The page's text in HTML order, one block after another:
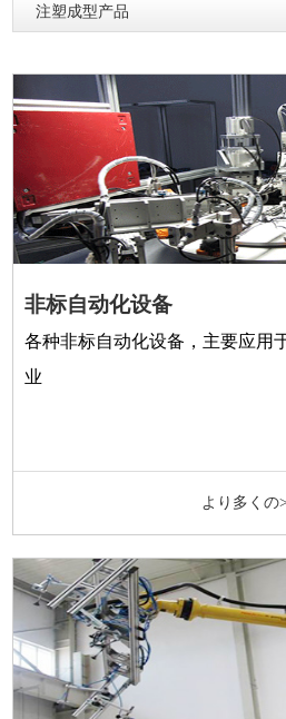
注塑成型产品
非标自动化设备
各种非标自动化设备，主要应用
业
より多くの